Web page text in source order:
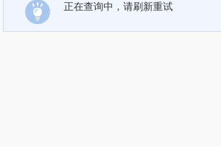
正在查询中，请刷新重试